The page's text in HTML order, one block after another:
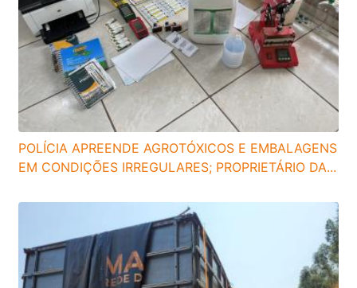
POLÍCIA APREENDE AGROTÓXICOS E EMBALAGENS
EM CONDIÇÕES IRREGULARES; PROPRIETÁRIO DA...